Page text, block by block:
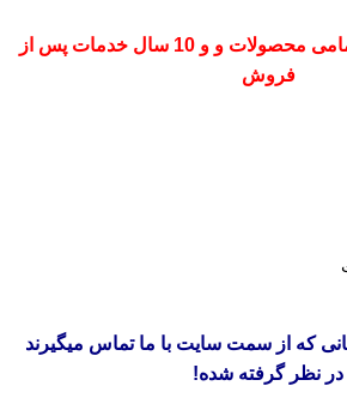
18 ماه گارانتی برای تمامی محصولات و و 10 سال خدمات پس از
فروش
که از سمت سایت با ما تماس میگیرند
در نظر گرفته شده!